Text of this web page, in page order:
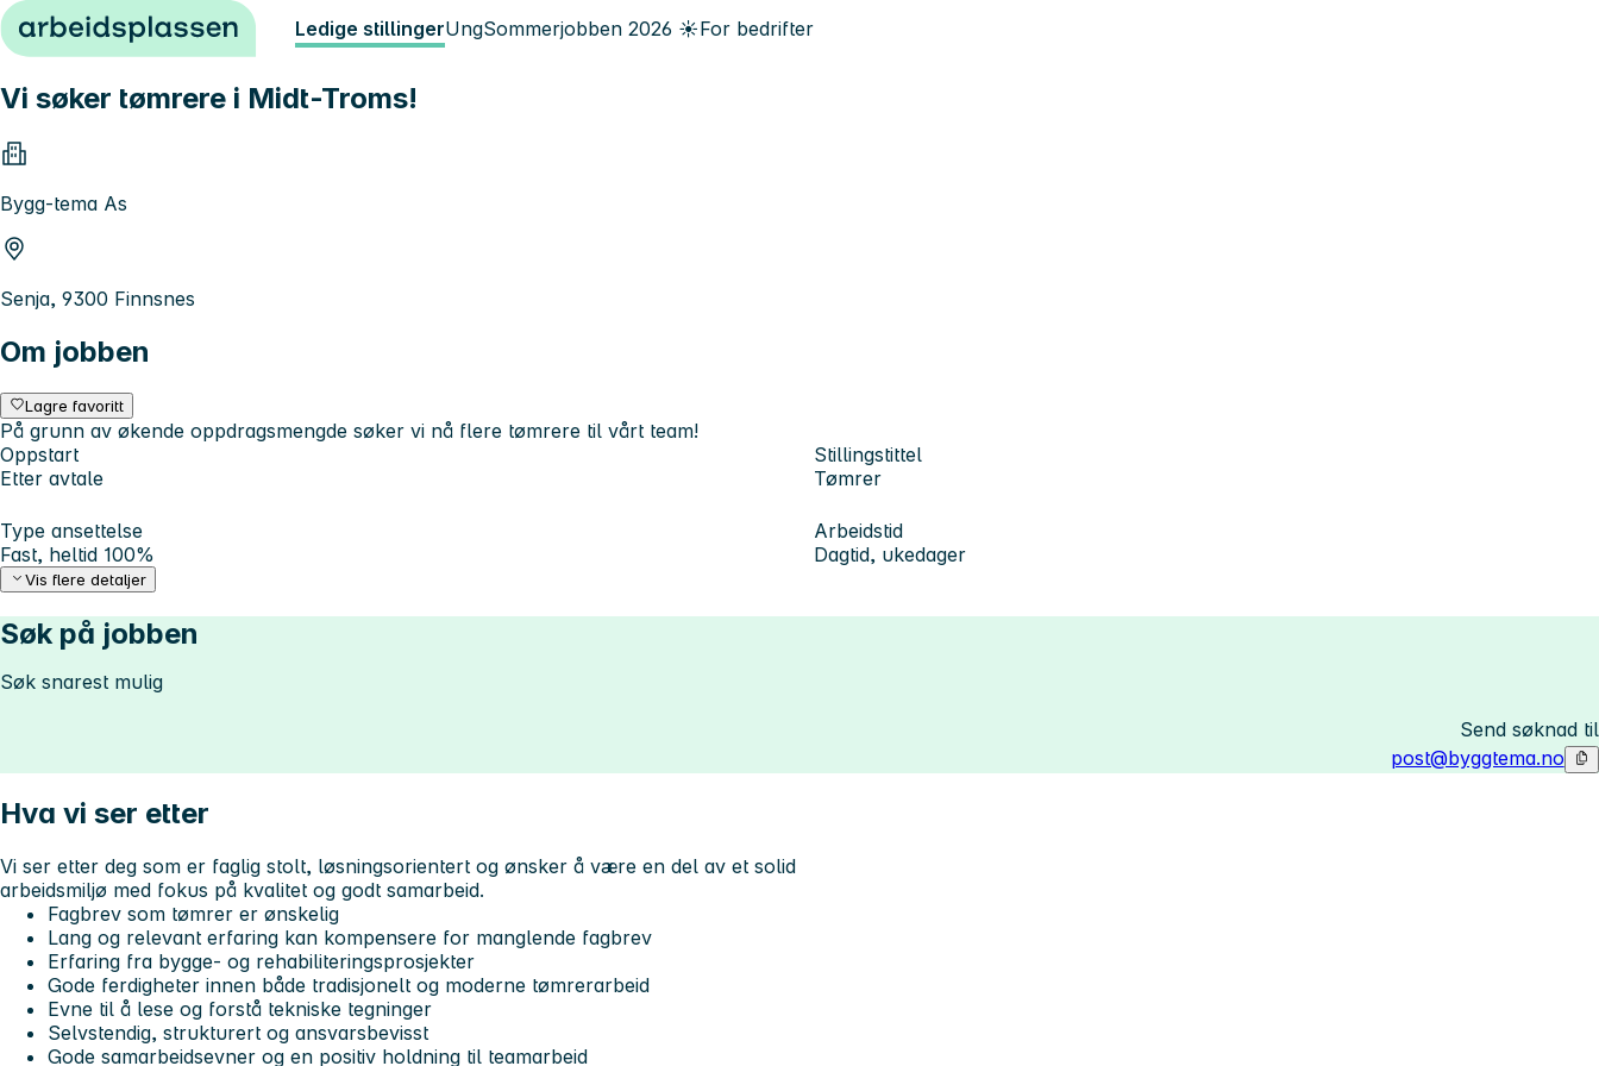
Hopp til innhold Ledige stillingerUngSommerjobben 2026 ☀️For bedrifter
Vi søker tømrere i Midt-Troms!
Bygg-tema As
Senja, 9300 Finnsnes
Om jobben
Lagre favoritt
På grunn av økende oppdragsmengde søker vi nå flere tømrere til vårt team!
Oppstart
Etter avtale
Stillingstittel
Tømrer
Type ansettelse
Fast, heltid 100%
Arbeidstid
Dagtid, ukedager
Vis flere detaljer
Søk på jobben
Søk snarest mulig
Send søknad til
post@byggtema.no
Hva vi ser etter
Vi ser etter deg som er faglig stolt, løsningsorientert og ønsker å være en del av et solid
arbeidsmiljø med fokus på kvalitet og godt samarbeid.
Fagbrev som tømrer er ønskelig
Lang og relevant erfaring kan kompensere for manglende fagbrev
Erfaring fra bygge- og rehabiliteringsprosjekter
Gode ferdigheter innen både tradisjonelt og moderne tømrerarbeid
Evne til å lese og forstå tekniske tegninger
Selvstendig, strukturert og ansvarsbevisst
Gode samarbeidsevner og en positiv holdning til teamarbeid